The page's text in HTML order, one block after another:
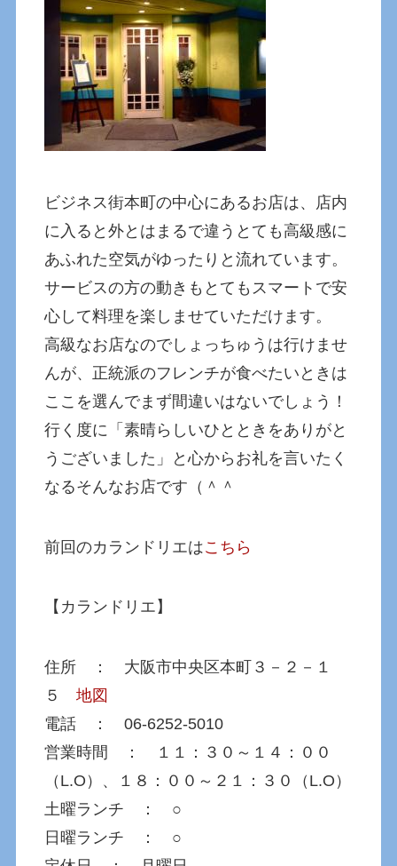
ビジネス街本町の中心にあるお店は、店内
に入ると外とはまるで違うとても高級感に
あふれた空気がゆったりと流れています。
サービスの方の動きもとてもスマートで安
心して料理を楽しませていただけます。
高級なお店なのでしょっちゅうは行けませ
んが、正統派のフレンチが食べたいときは
ここを選んでまず間違いはないでしょう！
行く度に「素晴らしいひとときをありがと
うございました」と心からお礼を言いたく
なるそんなお店です（＾＾
前回のカランドリエはこちら
【カランドリエ】
住所 ： 大阪市中央区本町３－２－１
５地図
電話 ： 06-6252-5010
営業時間 ： １１：３０～１４：００
（L.O）、１８：００～２１：３０（L.O）
土曜ランチ ： ○
日曜ランチ ： ○